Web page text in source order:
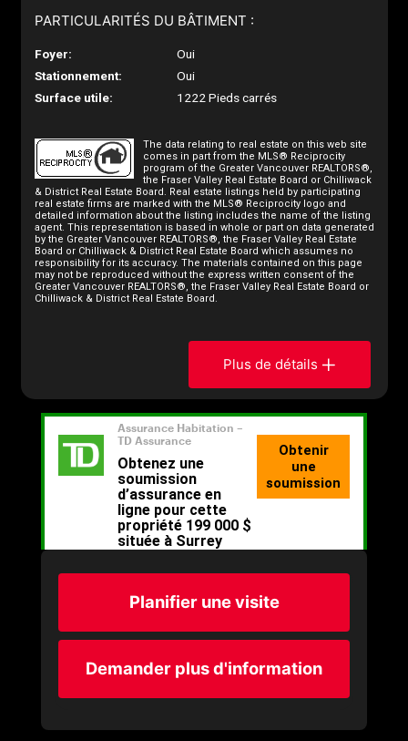
PARTICULARITÉS DU BÂTIMENT :
Foyer:
Oui
Stationnement:
Oui
Surface utile:
1222 Pieds carrés
The data relating to real estate on this web site
comes in part from the MLS® Reciprocity
program of the Greater Vancouver REALTORS®,
the Fraser Valley Real Estate Board or Chilliwack
& District Real Estate Board. Real estate listings held by participating
real estate firms are marked with the MLS® Reciprocity logo and
detailed information about the listing includes the name of the listing
agent. This representation is based in whole or part on data generated
by the Greater Vancouver REALTORS®, the Fraser Valley Real Estate
Board or Chilliwack & District Real Estate Board which assumes no
responsibility for its accuracy. The materials contained on this page
may not be reproduced without the express written consent of the
Greater Vancouver REALTORS®, the Fraser Valley Real Estate Board or
Chilliwack & District Real Estate Board.
Plus de détails
Planifier une visite
Demander plus d'information